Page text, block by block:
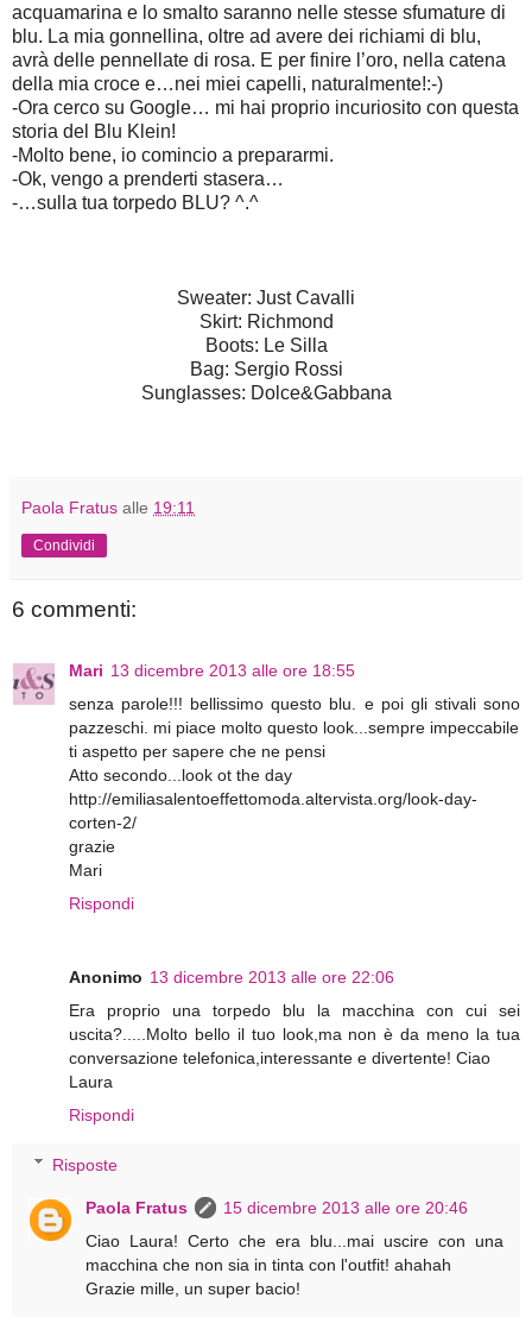
acquamarina e lo smalto saranno nelle stesse sfumature di
blu. La mia gonnellina, oltre ad avere dei richiami di blu,
avrà delle pennellate di rosa. E per finire l’oro, nella catena
della mia croce e…nei miei capelli, naturalmente!:-)
-Ora cerco su Google… mi hai proprio incuriosito con questa
storia del Blu Klein!
-Molto bene, io comincio a prepararmi.
-Ok, vengo a prenderti stasera…
-…sulla tua torpedo BLU? ^.^
Sweater: Just Cavalli
Skirt: Richmond
Boots: Le Silla
Bag: Sergio Rossi
Sunglasses: Dolce&Gabbana
Paola Fratus alle 19:11
Condividi
6 commenti:
Mari 13 dicembre 2013 alle ore 18:55
senza parole!!! bellissimo questo blu. e poi gli stivali sono
pazzeschi. mi piace molto questo look...sempre impeccabile
ti aspetto per sapere che ne pensi
Atto secondo...look ot the day
http://emiliasalentoeffettomoda.altervista.org/look-day-
corten-2/
grazie
Mari
Rispondi
Anonimo 13 dicembre 2013 alle ore 22:06
Era proprio una torpedo blu la macchina con cui sei
uscita?.....Molto bello il tuo look,ma non è da meno la tua
conversazione telefonica,interessante e divertente! Ciao
Laura
Rispondi
Risposte
Paola Fratus
15 dicembre 2013 alle ore 20:46
Ciao Laura! Certo che era blu...mai uscire con una
macchina che non sia in tinta con l'outfit! ahahah
Grazie mille, un super bacio!